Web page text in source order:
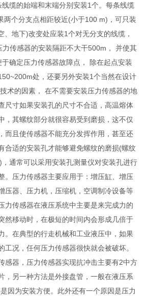
缆的始端和末端分别安装1个。每条线缆
两个分支点相距较近(小于100 m)，可只装
、地下)改变处应装1个对无分支的线缆，
力传感器的安装隔距不大干500m， 并使其
确定压力传感器故障点， 除在起点安装
处，还要另外安装1个当然在设计
术的因素， 在不需要安装压力传感器的地
尺寸如果安装孔的尺寸不合适，高温熔体
，其螺纹部分就很容易受到磨损，这不仅
而且使传感器不能充分发挥作用，甚至还
合适的安装孔才能够避免螺纹的磨损(螺纹
通常可以采用安装孔测量仪对安装孔进行
。压力传感器主要应用于：增压缸、增压
压器、压力机，压缩机，空调制冷设备等
力传感器在液压系统中主要是来完成力的
然移动时，在极短的时间内会形成几倍于
。在典型的行走机械和工业液压中，如果
工况，任何压力传感器很快就会被破坏。
感器，压力传感器实现抗冲击主要有2中方
，另一种方法是外接盘管，一般在液压系
因为安装方便。此外还有一个原因是压力